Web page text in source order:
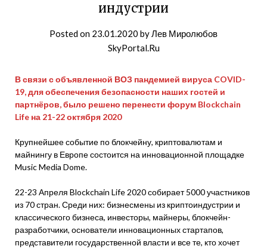
индустрии
Posted on 23.01.2020 byЛев Миролюбов
SkyPortal.Ru
В связи с объявленной ВОЗ пандемией вируса COVID-
19, для обеспечения безопасности наших гостей и
партнёров, было решено перенести форум Blockchain
Life на 21-22 октября 2020
Крупнейшее событие по блокчейну, криптовалютам и
майнингу в Европе состоится на инновационной площадке
Music Media Dome.
22-23 Апреля Blockchain Life 2020 собирает 5000 участников
из 70 стран. Среди них: бизнесмены из криптоиндустрии и
классического бизнеса, инвесторы, майнеры, блокчейн-
разработчики, основатели инновационных стартапов,
представители государственной власти и все те, кто хочет